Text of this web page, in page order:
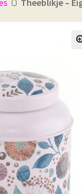
🫙 Theeblikje –